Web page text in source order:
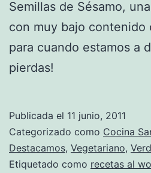
Semillas de Sésamo,
con muy bajo contenido
para cuando estamos a
pierdas!
Publicada el 11 junio, 2011
Categorizado como Cocina
Destacamos, Vegetariano,
Etiquetado como recetas al